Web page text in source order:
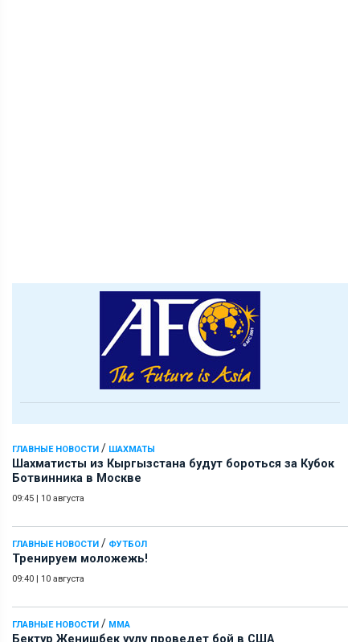
ГЛАВНЫЕ НОВОСТИ / ШАХМАТЫ
Шахматисты из Кыргызстана будут бороться за Кубок
Ботвинника в Москве
09:45 | 10 августа
ГЛАВНЫЕ НОВОСТИ / ФУТБОЛ
Тренируем моложежь!
09:40 | 10 августа
ГЛАВНЫЕ НОВОСТИ / ММА
Бектур Женишбек уулу проведет бой в США